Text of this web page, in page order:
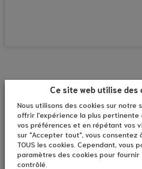
Ce site web utilise des
Nous utilisons des cookies sur notre
offrir l'expérience la plus pertinente
vos préférences et en répétant vos
sur "Accepter tout", vous consentez
TOUS les cookies. Cependant, vous
paramètres des cookies pour fournir
contrôlé.